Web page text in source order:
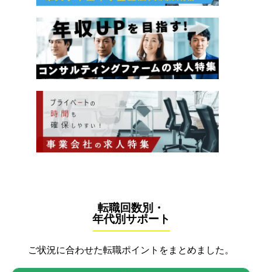
転職回数別・
年代別サポート
ご状況に合わせた転職ポイントをまとめました。